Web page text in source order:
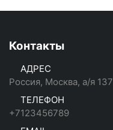
Контакты
АДРЕС
Россия, Москва, а/я 137
ТЕЛЕФОН
+7123456789